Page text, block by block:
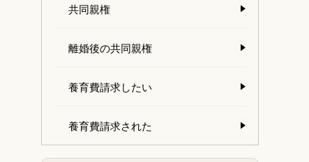
共同親権
離婚後の共同親権
養育費請求したい
養育費請求された